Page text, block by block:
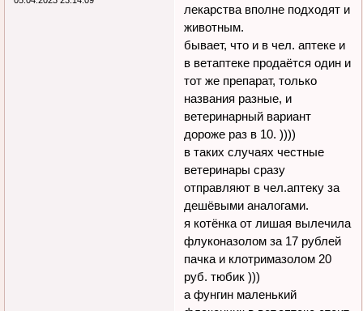
лекарства вполне подходят и
животным.
бывает, что и в чел. аптеке и
в ветаптеке продаётся один и
тот же препарат, только
названия разные, и
ветеринарный вариант
дороже раз в 10. ))))
в таких случаях честные
ветеринары сразу
отправляют в чел.аптеку за
дешёвыми аналогами.
я котёнка от лишая вылечила
флуконазолом за 17 рублей
пачка и клотримазолом 20
руб. тюбик )))
а фунгин маленький